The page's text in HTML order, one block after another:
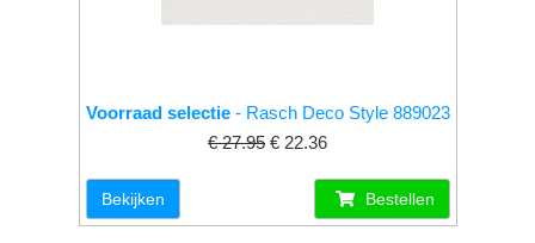
Voorraad selectie- Rasch Deco Style 889023
€ 27.95 € 22.36
Bekijken Bestellen